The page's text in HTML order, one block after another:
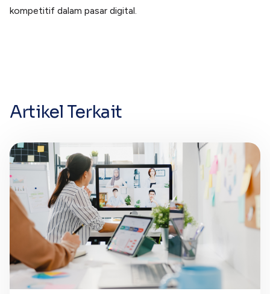
kompetitif dalam pasar digital.
Artikel Terkait